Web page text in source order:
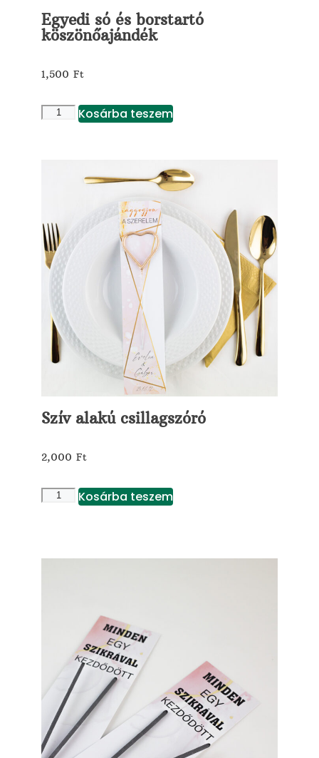
Egyedi só és borstartó
köszönőajándék
1,500 Ft
Kosárba teszem
Szív alakú csillagszóró
2,000 Ft
Kosárba teszem